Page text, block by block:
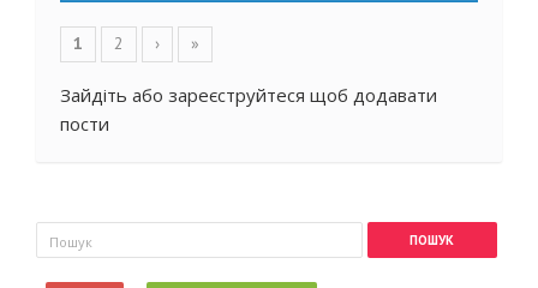
Сторінки
1 2 › »
Зайдіть або зареєструйтеся щоб додавати
пости
Пошукова форма
Пошук